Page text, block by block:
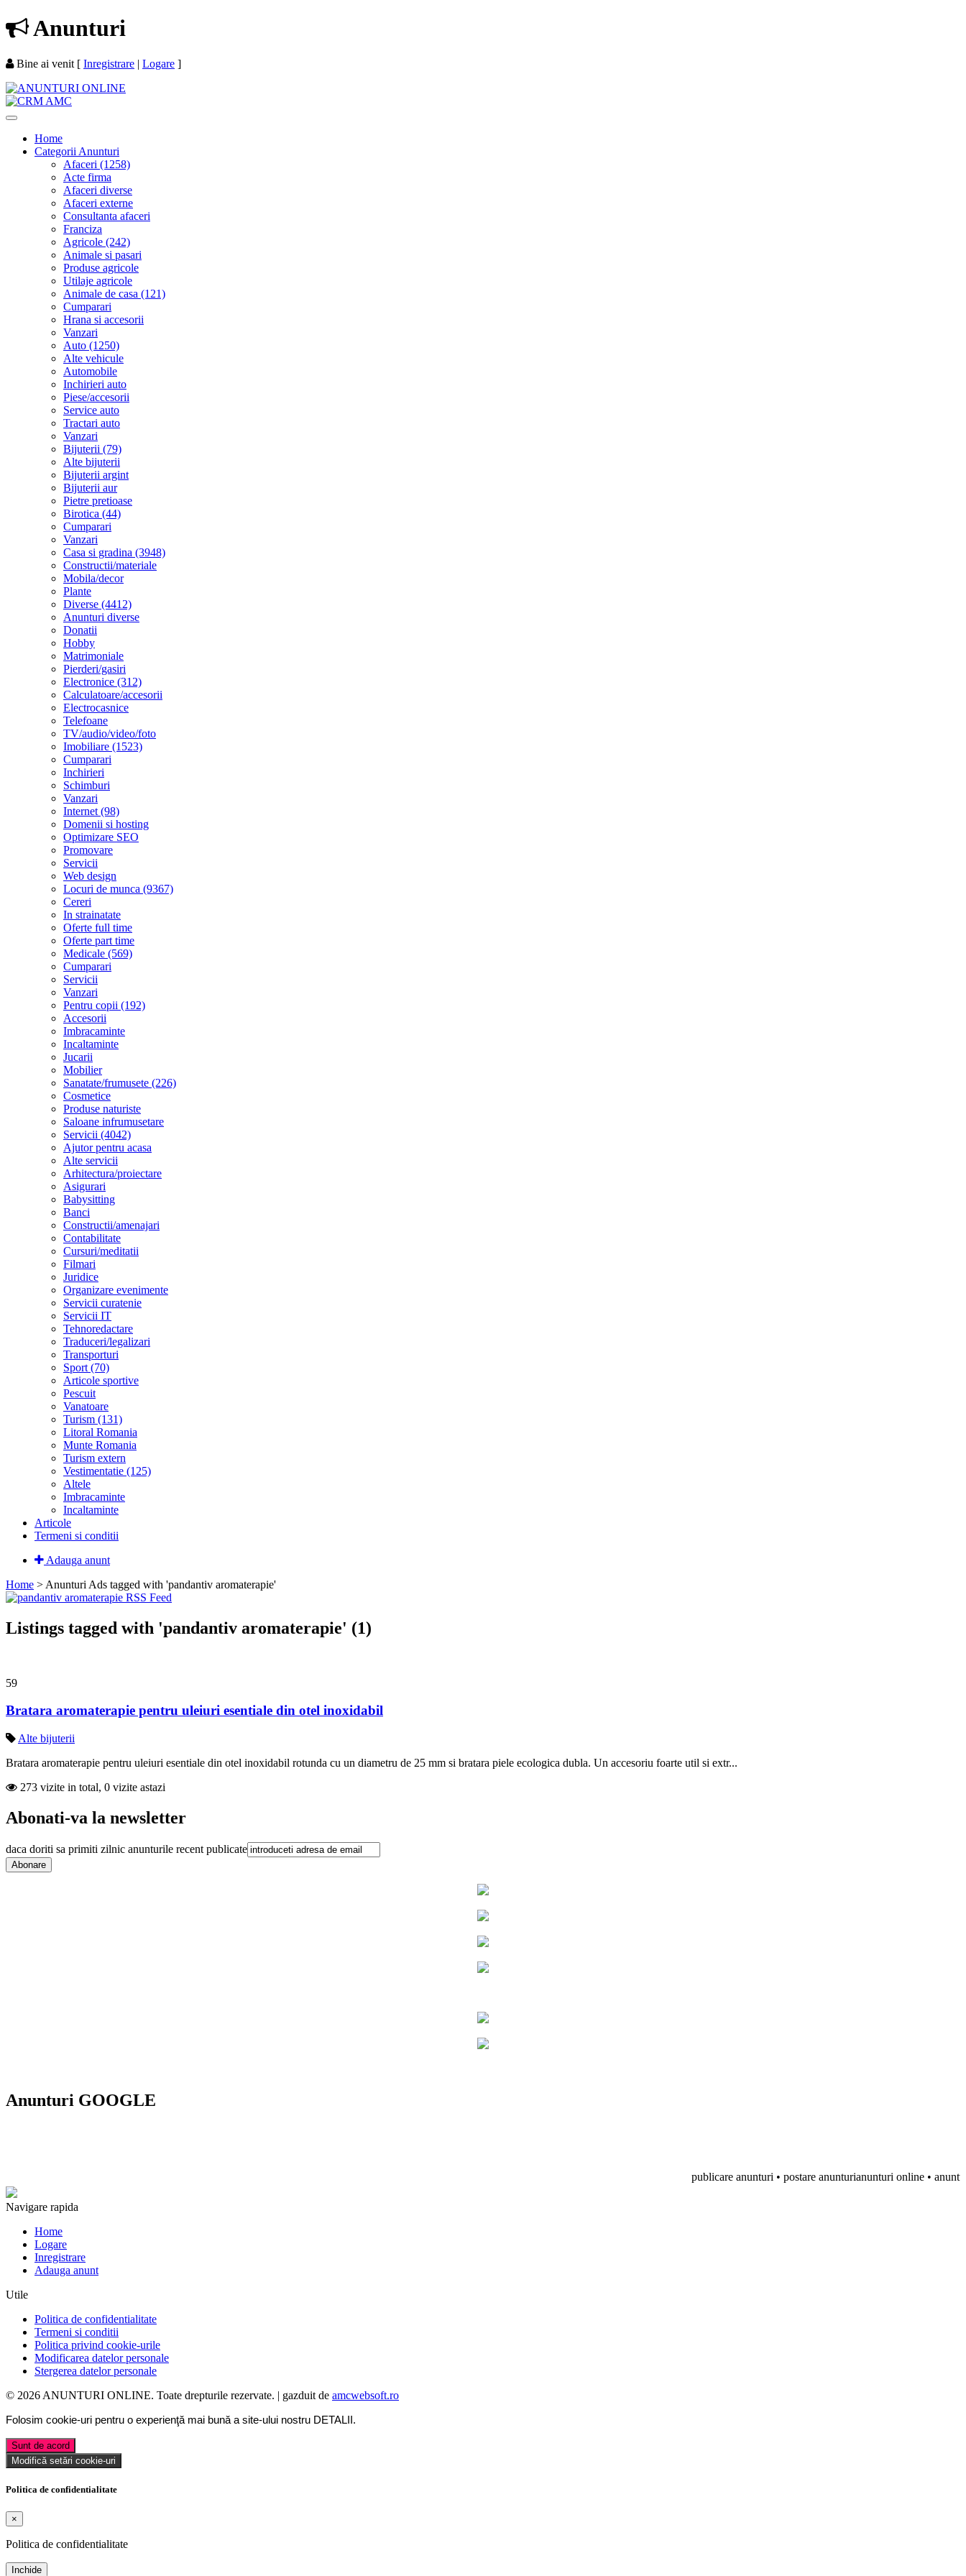
Anunturi
Bine ai venit [ Inregistrare | Logare ]
Home
Categorii Anunturi
Afaceri (1258)
Acte firma
Afaceri diverse
Afaceri externe
Consultanta afaceri
Franciza
Agricole (242)
Animale si pasari
Produse agricole
Utilaje agricole
Animale de casa (121)
Cumparari
Hrana si accesorii
Vanzari
Auto (1250)
Alte vehicule
Automobile
Inchirieri auto
Piese/accesorii
Service auto
Tractari auto
Vanzari
Bijuterii (79)
Alte bijuterii
Bijuterii argint
Bijuterii aur
Pietre pretioase
Birotica (44)
Cumparari
Vanzari
Casa si gradina (3948)
Constructii/materiale
Mobila/decor
Plante
Diverse (4412)
Anunturi diverse
Donatii
Hobby
Matrimoniale
Pierderi/gasiri
Electronice (312)
Calculatoare/accesorii
Electrocasnice
Telefoane
TV/audio/video/foto
Imobiliare (1523)
Cumparari
Inchirieri
Schimburi
Vanzari
Internet (98)
Domenii si hosting
Optimizare SEO
Promovare
Servicii
Web design
Locuri de munca (9367)
Cereri
In strainatate
Oferte full time
Oferte part time
Medicale (569)
Cumparari
Servicii
Vanzari
Pentru copii (192)
Accesorii
Imbracaminte
Incaltaminte
Jucarii
Mobilier
Sanatate/frumusete (226)
Cosmetice
Produse naturiste
Saloane infrumusetare
Servicii (4042)
Ajutor pentru acasa
Alte servicii
Arhitectura/proiectare
Asigurari
Babysitting
Banci
Constructii/amenajari
Contabilitate
Cursuri/meditatii
Filmari
Juridice
Organizare evenimente
Servicii curatenie
Servicii IT
Tehnoredactare
Traduceri/legalizari
Transporturi
Sport (70)
Articole sportive
Pescuit
Vanatoare
Turism (131)
Litoral Romania
Munte Romania
Turism extern
Vestimentatie (125)
Altele
Imbracaminte
Incaltaminte
Articole
Termeni si conditii
Adauga anunt
Home > Anunturi Ads tagged with 'pandantiv aromaterapie'
Listings tagged with 'pandantiv aromaterapie' (1)
59
Bratara aromaterapie pentru uleiuri esentiale din otel inoxidabil
Alte bijuterii
Bratara aromaterapie pentru uleiuri esentiale din otel inoxidabil rotunda cu un diametru de 25 mm si bratara piele ecologica dubla. Un accesoriu foarte util si extr...
273 vizite in total, 0 vizite astazi
Abonati-va la newsletter
daca doriti sa primiti zilnic anunturile recent publicate
Anunturi GOOGLE
publicare anunturi • postare anunturianunturi online • anunturi
Navigare rapida
Home
Logare
Inregistrare
Adauga anunt
Utile
Politica de confidentialitate
Termeni si conditii
Politica privind cookie-urile
Modificarea datelor personale
Stergerea datelor personale
© 2026 ANUNTURI ONLINE. Toate drepturile rezervate. | gazduit de amcwebsoft.ro
Folosim cookie-uri pentru o experienţă mai bună a site-ului nostru DETALII .
Sunt de acord
Modifică setări cookie-uri
Politica de confidentialitate
×
Politica de confidentialitate
Inchide